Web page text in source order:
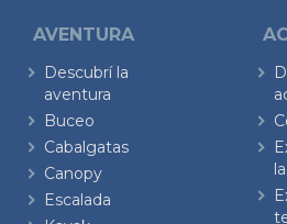
AVENTURA
Descubrí la
aventura
Buceo
Cabalgatas
Canopy
Escalada